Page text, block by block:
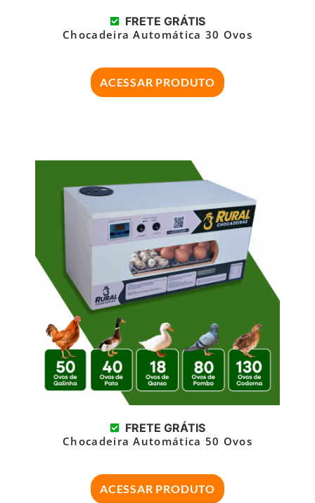
FRETE GRÁTIS
Chocadeira Automática 30 Ovos
ACESSAR PRODUTO
FRETE GRÁTIS
Chocadeira Automática 50 Ovos
ACESSAR PRODUTO